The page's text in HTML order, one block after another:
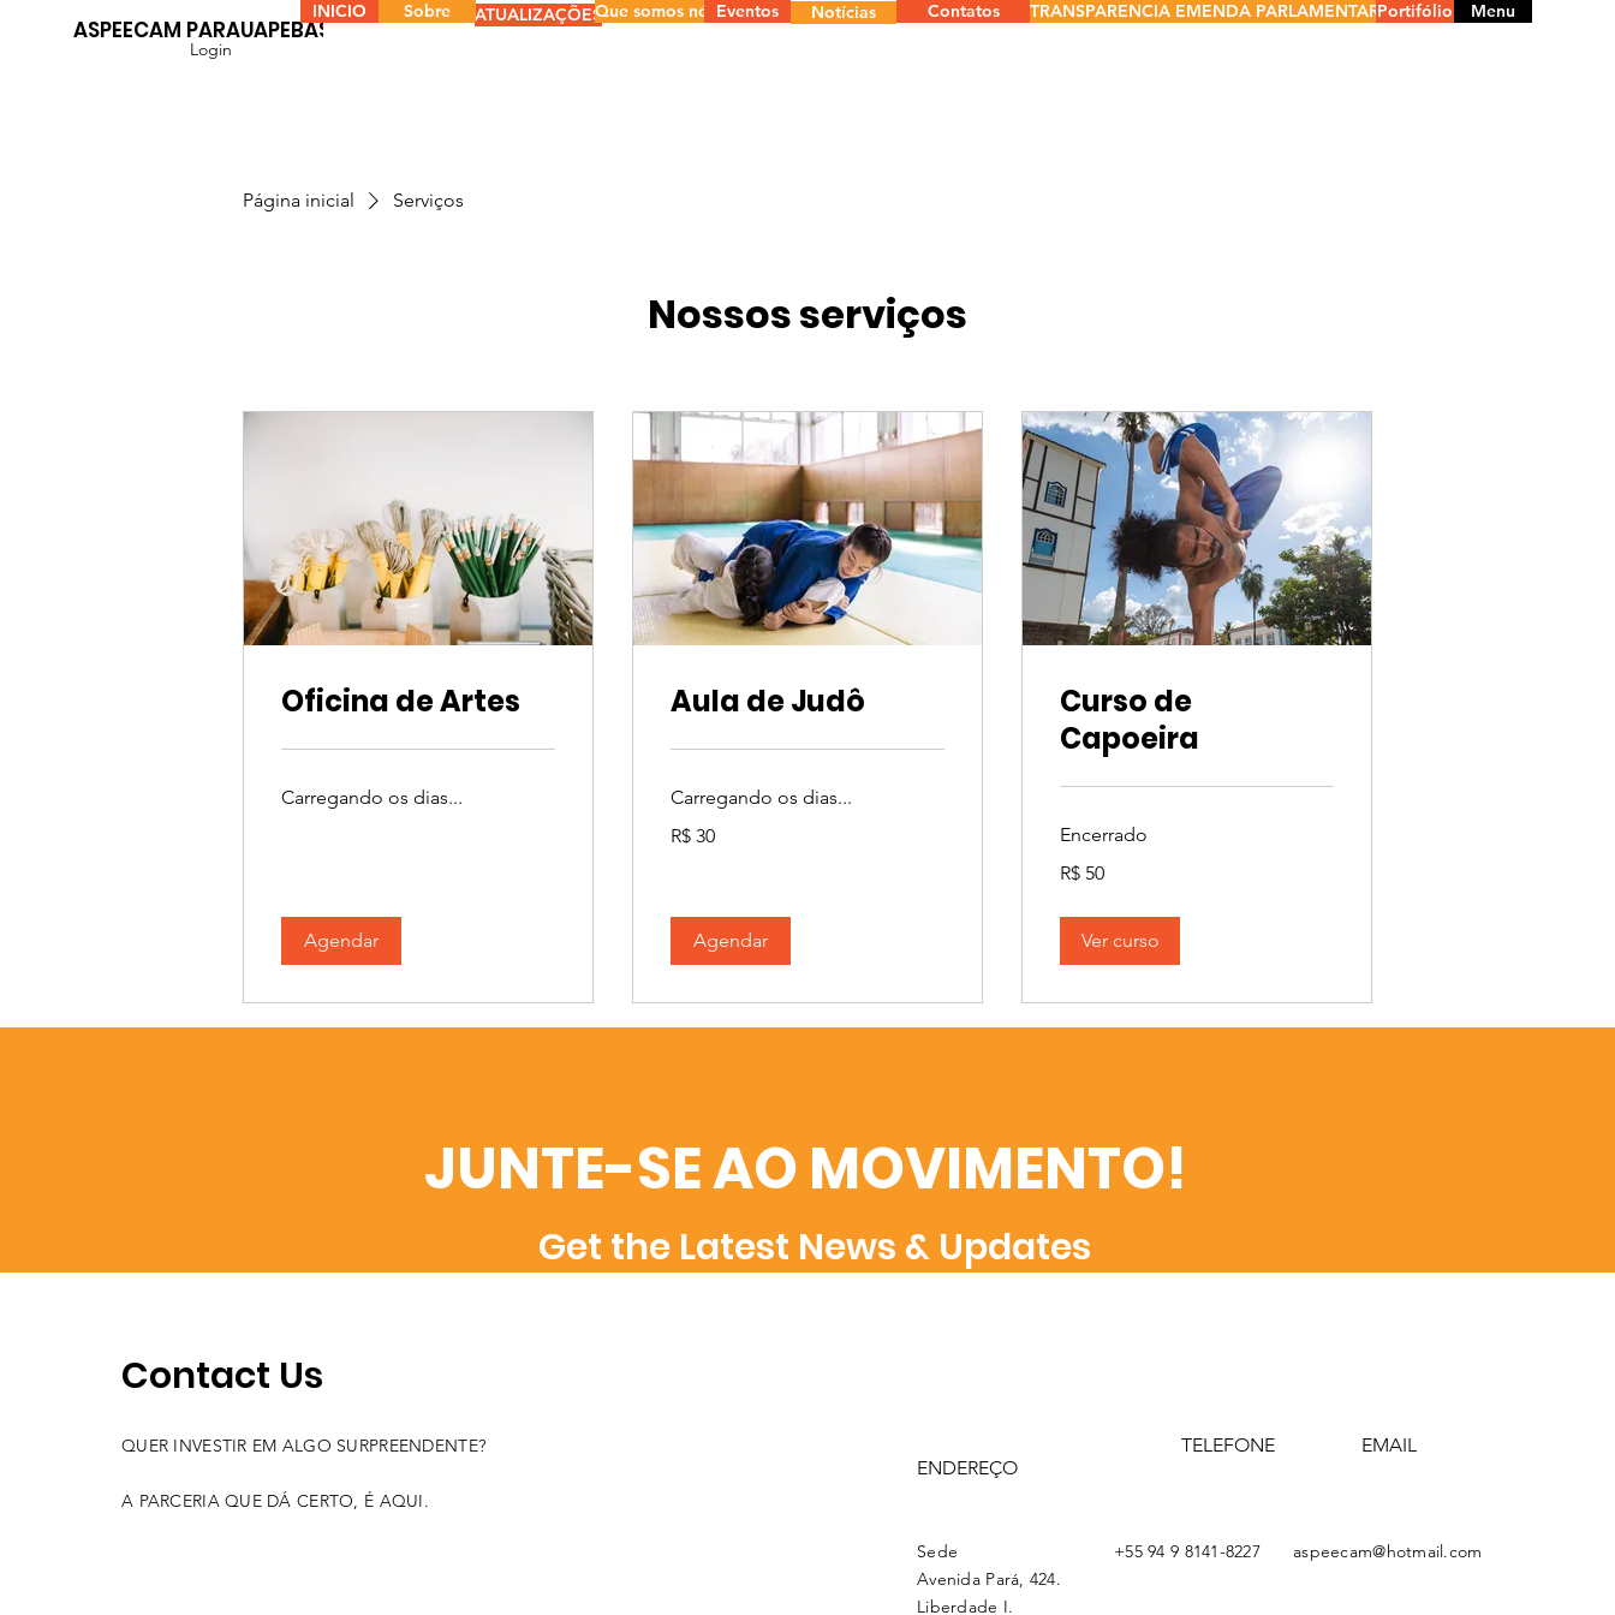
ASPEECAM PARAUAPEBAS
Login
INICIO ATUALIZAÇÕES
Sobre Que somos nós Eventos Notícias Contatos TRANSPARENCIA EMENDA PARLAMENTAR Menu
Portifólio
Página inicial Serviços
Nossos serviços
Oficina de Artes
Carregando os dias...
Agendar
Aula de Judô
Carregando os dias...
Reais
R$ 30
Agendar
Curso de
Capoeira
Encerrado
Reais
R$ 50
Ver curso
JUNTE-SE AO MOVIMENTO!
Get the Latest News & Updates
Contact Us
QUER INVESTIR EM ALGO SURPREENDENTE?
A PARCERIA QUE DÁ CERTO, É AQUI.
ENDEREÇO
TELEFONE EMAIL
Sede
Avenida Pará, 424.
Liberdade I.
+55 94 9 8141-8227 aspeecam@hotmail.com